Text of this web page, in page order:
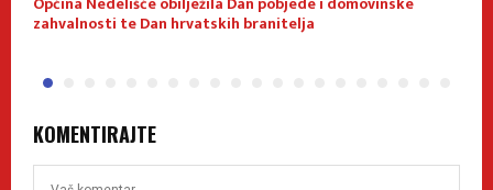
zahvalnosti te Dan hrvatskih branitelja
KOMENTIRAJTE